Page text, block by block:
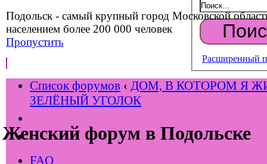
Подольск - самый крупный город Московской
населением более 200 000 человек
Пропустить
Женский форум в Подольске
Расширенный
Список форумов ‹ ДОМ, В КОТОРОМ Я
ЗЕЛЁНЫЙ УГОЛОК
FAQ